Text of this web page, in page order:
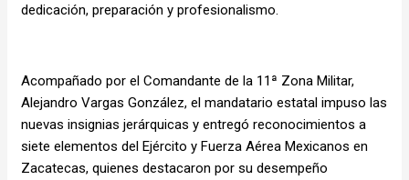
dedicación, preparación y profesionalismo.
Acompañado por el Comandante de la 11ª Zona Militar,
Alejandro Vargas González, el mandatario estatal impuso las
nuevas insignias jerárquicas y entregó reconocimientos a
siete elementos del Ejército y Fuerza Aérea Mexicanos en
Zacatecas, quienes destacaron por su desempeño